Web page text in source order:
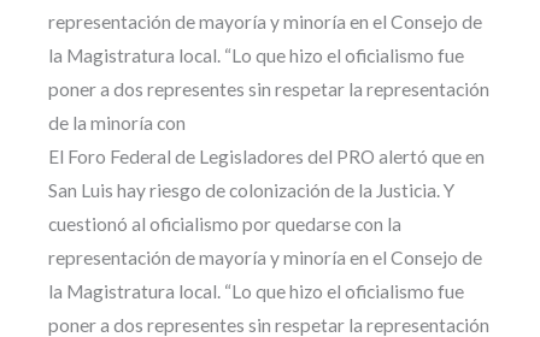
representación de mayoría y minoría en el Consejo de
la Magistratura local. “Lo que hizo el oficialismo fue
poner a dos representes sin respetar la representación
de la minoría con
El Foro Federal de Legisladores del PRO alertó que en
San Luis hay riesgo de colonización de la Justicia. Y
cuestionó al oficialismo por quedarse con la
representación de mayoría y minoría en el Consejo de
la Magistratura local. “Lo que hizo el oficialismo fue
poner a dos representes sin respetar la representación